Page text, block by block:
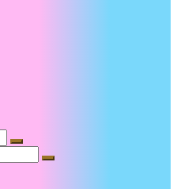
Suche
Suche